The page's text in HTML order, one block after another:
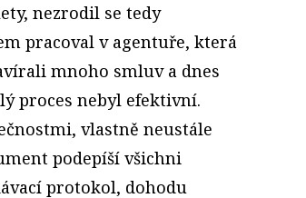
nezrodil se tedy
pracoval v agentuře, která
mnoho smluv a dnes
proces nebyl efektivní.
vlastně neustále
podepíší všichni
protokol, dohodu